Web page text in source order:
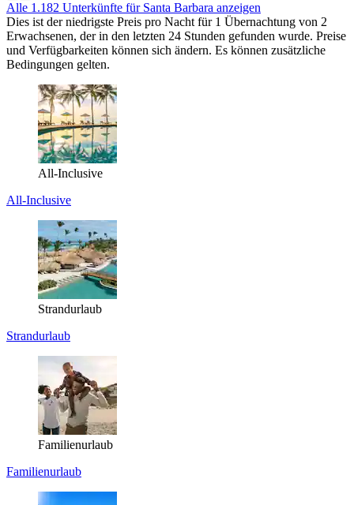
Alle 1.182 Unterkünfte für Santa Barbara anzeigen
Dies ist der niedrigste Preis pro Nacht für 1 Übernachtung von 2
Erwachsenen, der in den letzten 24 Stunden gefunden wurde. Preise
und Verfügbarkeiten können sich ändern. Es können zusätzliche
Bedingungen gelten.
All-Inclusive
All-Inclusive
Strandurlaub
Strandurlaub
Familienurlaub
Familienurlaub